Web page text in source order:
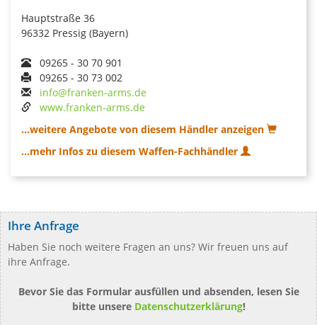
Hauptstraße 36
96332 Pressig (Bayern)
09265 - 30 70 901
09265 - 30 73 002
info@franken-arms.de
www.franken-arms.de
...weitere Angebote von diesem Händler anzeigen
...mehr Infos zu diesem Waffen-Fachhändler
Ihre Anfrage
Haben Sie noch weitere Fragen an uns? Wir freuen uns auf
ihre Anfrage.
Bevor Sie das Formular ausfüllen und absenden, lesen Sie
bitte unsere Datenschutzerklärung!